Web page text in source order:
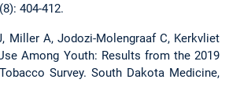
404-412.
Miller A, Jodozi-Molengraaf C, Kerkvliet
Among Youth: Results from the 2019
Survey. South Dakota Medicine,